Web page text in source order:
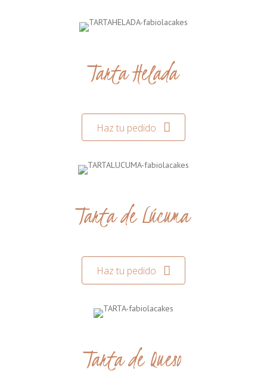
Tarta Helada
Haz tu pedido
Tarta de Lúcuma
Haz tu pedido
Tarta de Queso